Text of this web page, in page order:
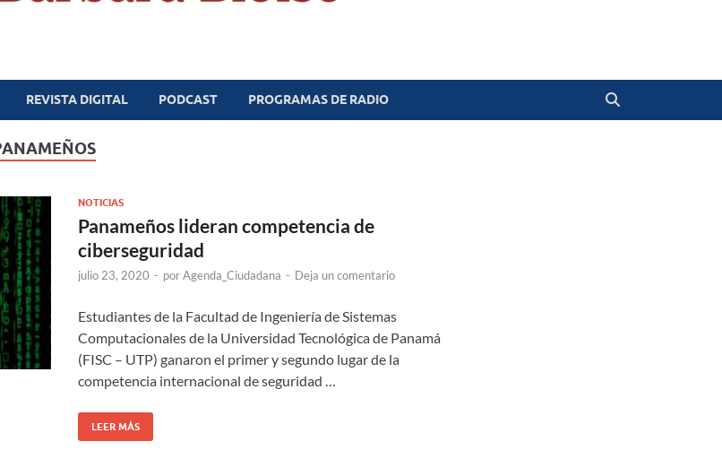
REVISTA DIGITAL PODCAST PROGRAMAS DE RADIO
NOTICIAS
Panameños lideran competencia de
ciberseguridad
julio 23, 2020 - porAgenda_Ciudadana - Deja un comentario
Estudiantes de la Facultad de Ingeniería de Sistemas
Computacionales de la Universidad Tecnológica de Panamá
(FISC – UTP) ganaron el primer y segundo lugar de la
competencia internacional de seguridad …
LEER MÁS